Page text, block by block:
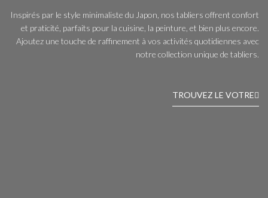
Inspirés par le style minimaliste du Japon, nos tabliers offrent confort
et praticité, parfaits pour la cuisine, la peinture, et bien plus encore.
Ajoutez une touche de raffinement à vos activités quotidiennes avec
notre collection unique de tabliers.
TROUVEZ LE VOTRE